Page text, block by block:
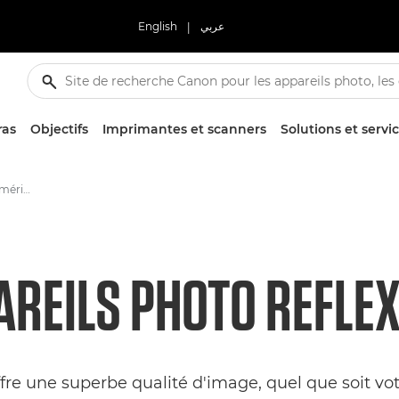
English | عربي
Objectifs Imprimantes et scanners Solutions et
Appareils photo reflex numériques
PHOTO
une superbe qualité d'image, quel que soit